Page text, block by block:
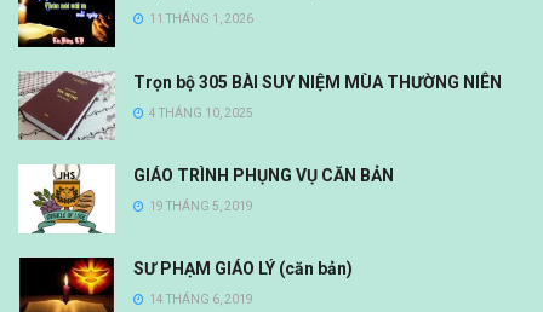
11 THÁNG 1, 2026
Trọn bộ 305 BÀI SUY NIỆM MÙA THƯỜNG NIÊN
4 THÁNG 10, 2025
GIÁO TRÌNH PHỤNG VỤ CĂN BẢN
19 THÁNG 5, 2019
SƯ PHẠM GIÁO LÝ (căn bản)
14 THÁNG 6, 2019